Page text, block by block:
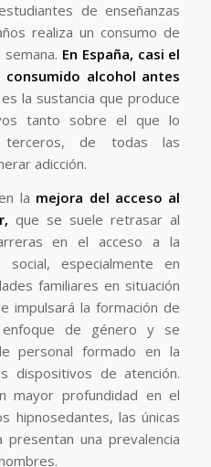
de enseñanzas
realiza un consumo de
En España, casi el
alcohol antes
es la sustancia que produce
tanto sobre el que lo
terceros, de todas las
adicción.
la mejora del acceso al
que se suele retrasar al
en el acceso a la
social, especialmente en
familiares en situación
impulsará la formación de
de género y se
personal formado en la
dispositivos de atención.
mayor profundidad en el
hipnosedantes, las únicas
presentan una prevalencia